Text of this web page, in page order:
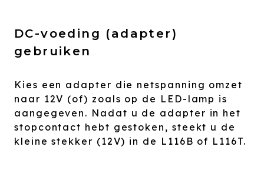
DC-voeding (adapter)
gebruiken
Kies een adapter die netspanning omzet
naar 12V (of) zoals op de LED-lamp is
aangegeven. Nadat u de adapter in het
stopcontact hebt gestoken, steekt u de
kleine stekker (12V) in de L116B of L116T.